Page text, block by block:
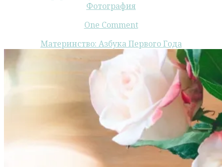
Фотография
One Comment
Материнство: Азбука Первого Года